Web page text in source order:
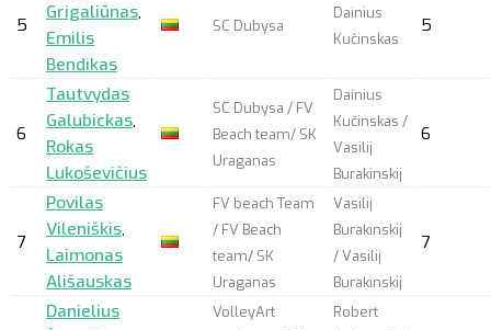
5
Grigaliūnas,
Emilis
Bendikas
SC Dubysa
Dainius
Kučinskas
5
6
Tautvydas
Galubickas,
Rokas
Lukoševičius
SC Dubysa / FV
Beach team/ SK
Uraganas
Dainius
Kučinskas /
Vasilij
Burakinskij
6
7
Povilas
Vileniškis,
Laimonas
Ališauskas
FV beach Team
/ FV Beach
team/ SK
Uraganas
Vasilij
Burakinskij
/ Vasilij
Burakinskij
7
Danielius
VolleyArt
Robert